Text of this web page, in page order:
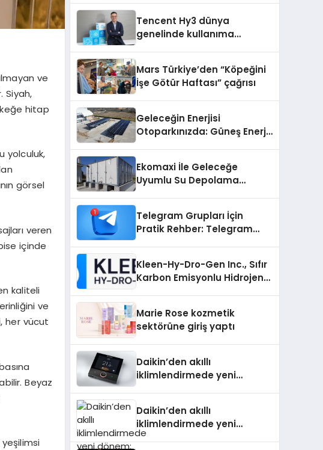
ve
Siyah,
hitap
yolculuk,
görsel
veren
içinde
kaliteli
ve
her vücut
Beyaz
Destek Deneyimi
Tencent Hy3 dünya
genelinde kullanıma
Mars Türkiye’den “Köpeğini
İşe Götür Haftası” çağrısı
Geleceğin Enerjisi
Otoparkınızda: Güneş Enerjili
Ekomaxi İle Geleceğe
Uyumlu Su Depolama
Telegram Grupları İçin
Pratik Rehber: Telegram
Kleen-Hy-Dro-Gen Inc., Sıfır
Karbon Emisyonlu Hidrojen
Aldı
Marie Rose kozmetik
sektörüne giriş yaptı
Daikin’den akıllı
iklimlendirmede yeni
Daikin’den akıllı
iklimlendirmede yeni
dönem: Madoka Plus